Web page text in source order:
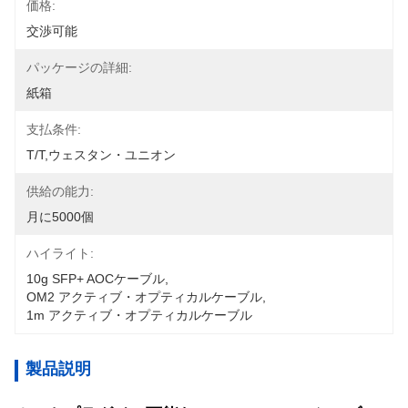
価格:
交渉可能
パッケージの詳細:
紙箱
支払条件:
T/T,ウェスタン・ユニオン
供給の能力:
月に5000個
ハイライト:
10g SFP+ AOCケーブル
OM2 アクティブ・オプティカルケーブル
1m アクティブ・オプティカルケーブル
製品説明